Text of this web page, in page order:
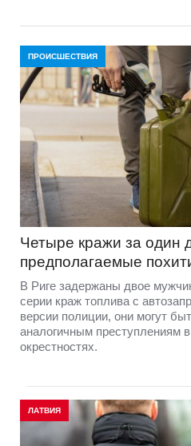
ПРОИСШЕСТВИЯ
Четыре кражи за один
предполагаемые
В Риге задержаны двое
серии краж топлива с
версии полиции, они могут
аналогичным преступлениям
окрестностях.
ЛАТВИЯ